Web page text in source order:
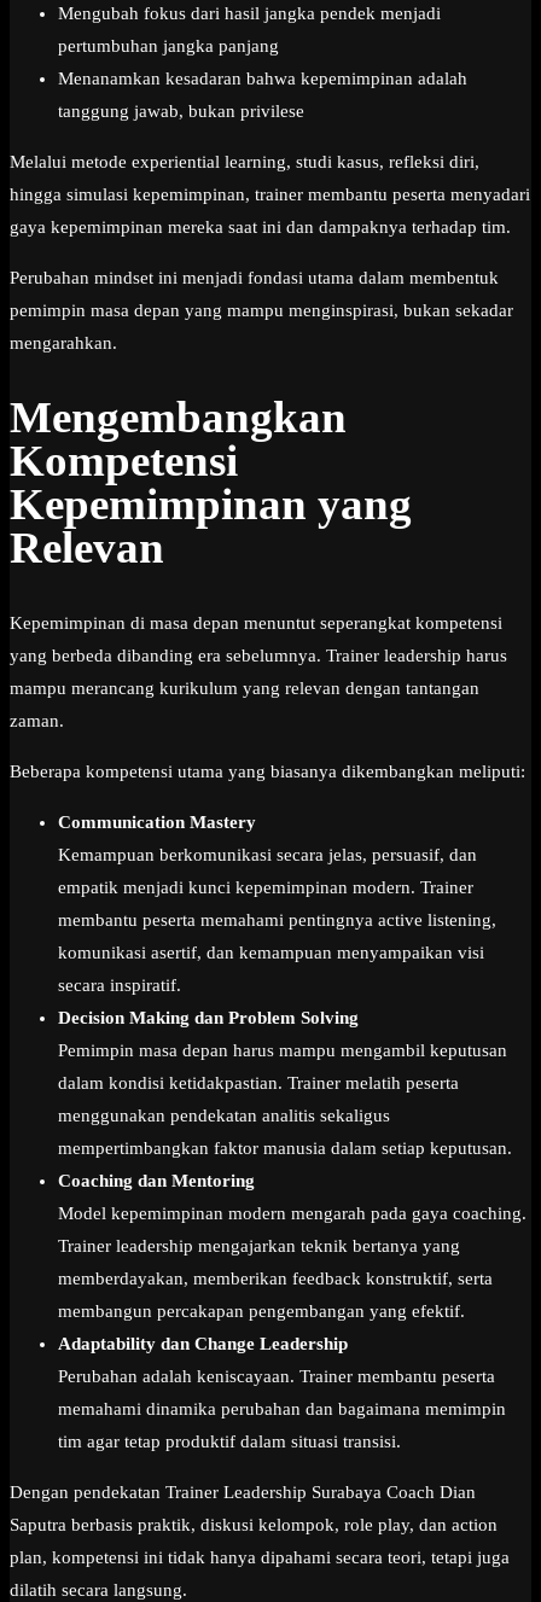
Mengubah fokus dari hasil jangka pendek menjadi
pertumbuhan jangka panjang
Menanamkan kesadaran bahwa kepemimpinan adalah
tanggung jawab, bukan privilese
Melalui metode experiential learning, studi kasus, refleksi diri,
hingga simulasi kepemimpinan, trainer membantu peserta menyadari
gaya kepemimpinan mereka saat ini dan dampaknya terhadap tim.
Perubahan mindset ini menjadi fondasi utama dalam membentuk
pemimpin masa depan yang mampu menginspirasi, bukan sekadar
mengarahkan.
Mengembangkan
Kompetensi
Kepemimpinan yang
Relevan
Kepemimpinan di masa depan menuntut seperangkat kompetensi
yang berbeda dibanding era sebelumnya. Trainer leadership harus
mampu merancang kurikulum yang relevan dengan tantangan
zaman.
Beberapa kompetensi utama yang biasanya dikembangkan meliputi:
Communication Mastery
Kemampuan berkomunikasi secara jelas, persuasif, dan
empatik menjadi kunci kepemimpinan modern. Trainer
membantu peserta memahami pentingnya active listening,
komunikasi asertif, dan kemampuan menyampaikan visi
secara inspiratif.
Decision Making dan Problem Solving
Pemimpin masa depan harus mampu mengambil keputusan
dalam kondisi ketidakpastian. Trainer melatih peserta
menggunakan pendekatan analitis sekaligus
mempertimbangkan faktor manusia dalam setiap keputusan.
Coaching dan Mentoring
Model kepemimpinan modern mengarah pada gaya coaching.
Trainer leadership mengajarkan teknik bertanya yang
memberdayakan, memberikan feedback konstruktif, serta
membangun percakapan pengembangan yang efektif.
Adaptability dan Change Leadership
Perubahan adalah keniscayaan. Trainer membantu peserta
memahami dinamika perubahan dan bagaimana memimpin
tim agar tetap produktif dalam situasi transisi.
Dengan pendekatan Trainer Leadership Surabaya Coach Dian
Saputra berbasis praktik, diskusi kelompok, role play, dan action
plan, kompetensi ini tidak hanya dipahami secara teori, tetapi juga
dilatih secara langsung.